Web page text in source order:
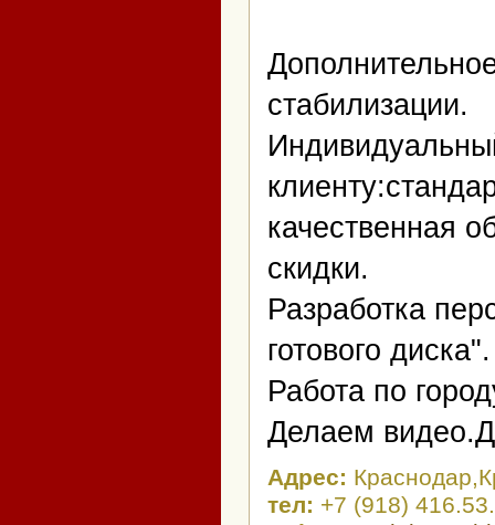
стабилизации.
качественная
скидки.
Разработка
готового диска".
Работа по
Делаем
Адрес:
тел: +7 (918)